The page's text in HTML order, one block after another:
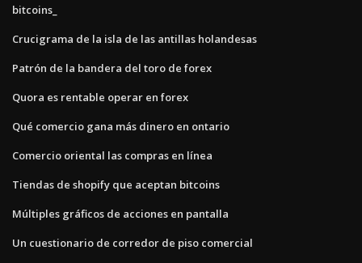
bitcoins_
Crucigrama de la isla de las antillas holandesas
Patrón de la bandera del toro de forex
Quora es rentable operar en forex
Qué comercio gana más dinero en ontario
Comercio oriental las compras en línea
Tiendas de shopify que aceptan bitcoins
Múltiples gráficos de acciones en pantalla
Un cuestionario de corredor de piso comercial